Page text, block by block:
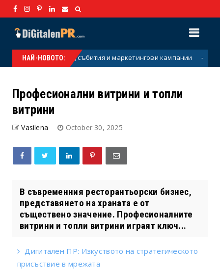
НАЙ-НОВОТО:
за екипи, събития и маркетингови кампании
Професионални витрини и топли
витрини
Vasilena October 30, 2025
В съвременния ресторантьорски бизнес,
представянето на храната е от
съществено значение. Професионалните
витрини и топли витрини играят ключ...
Дигитален ПР: Изкуството на стратегическото
присъствие в мрежата